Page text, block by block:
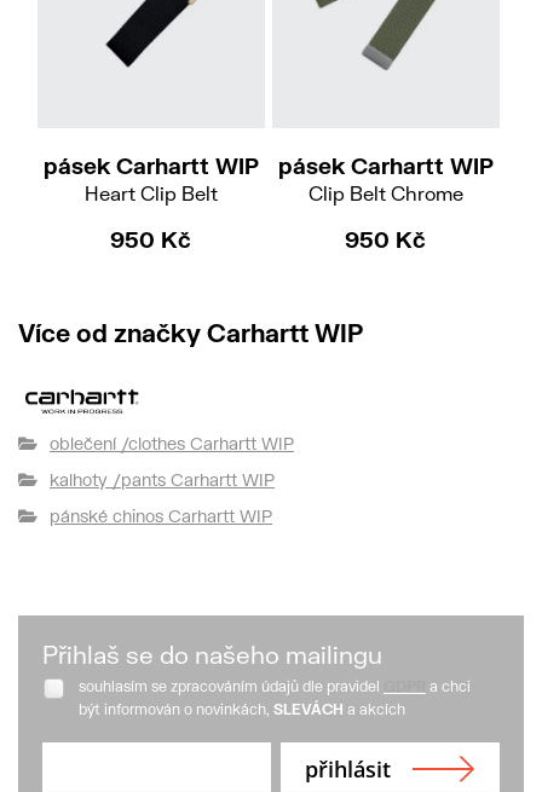
pásek Carhartt WIP
Heart Clip Belt
950 Kč
pásek Carhartt WIP
Clip Belt Chrome
950 Kč
Více od značky Carhartt WIP
oblečení /clothes Carhartt WIP
kalhoty /pants Carhartt WIP
pánské chinos Carhartt WIP
Přihlaš se do našeho mailingu
souhlasím se zpracováním údajů dle pravidel
a chci
být informován o novinkách, SLEVÁCH a akcích